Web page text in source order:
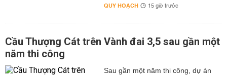
QUY HOẠCH 15 giờ trước
Cầu Thượng Cát trên Vành đai 3,5 sau gần một
năm thi công
Sau gần một năm thi công, dự án